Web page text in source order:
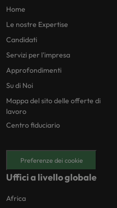
Home
Le nostre Expertise
Candidati
Servizi per l'impresa
Approfondimenti
Su di Noi
Mappa del sito delle offerte di
lavoro
Centro fiduciario
Preferenze dei cookie
Uffici a livello globale
Africa